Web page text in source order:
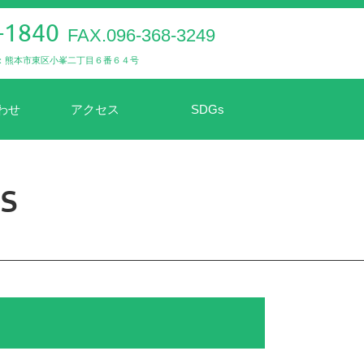
FAX.096-368-3249
熊本市東区小峯二丁目６番６４号
せ アクセス SDGs